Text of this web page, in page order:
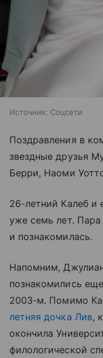
Источник: Соцсети
Поздравления в
звездные друзья
Берри, Наоми
26-летний Калеб и
уже семь лет.
и познакомилась.
Напомним,
познакомились
2003-м. Помимо
летняя дочка Лив,
окончила
филологической